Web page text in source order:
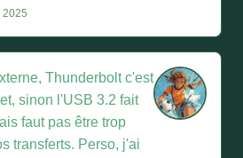
2025
Thunderbolt c'est
sinon l'USB 3.2 fait
faut pas être trop
transferts. Perso, j'ai